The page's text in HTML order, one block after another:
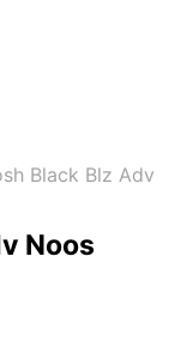
Black Blz Adv
Noos